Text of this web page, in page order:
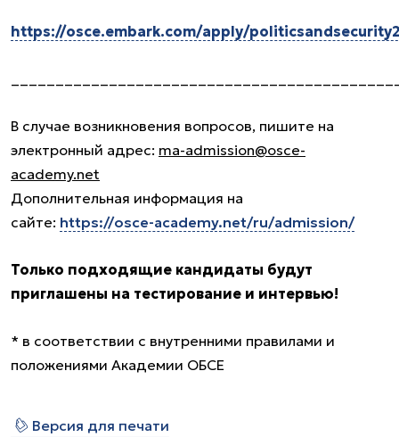
https://osce.embark.com/apply/
В случае возникновения вопросов, пишите на
электронный адрес: ma-admission@osce-
academy.net
Дополнительная информация на
сайте: https://osce-academy.net/ru/admission/
Только подходящие кандидаты будут
приглашены на тестирование и интервью!
* в соответствии с внутренними правилами и
положениями Академии ОБСЕ
⎙ Версия для печати